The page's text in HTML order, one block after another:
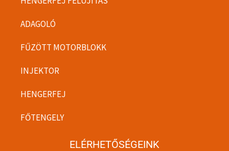
ADAGOLÓ
FŰZÖTT MOTORBLOKK
INJEKTOR
HENGERFEJ
FŐTENGELY
ELÉRHETŐSÉGEINK